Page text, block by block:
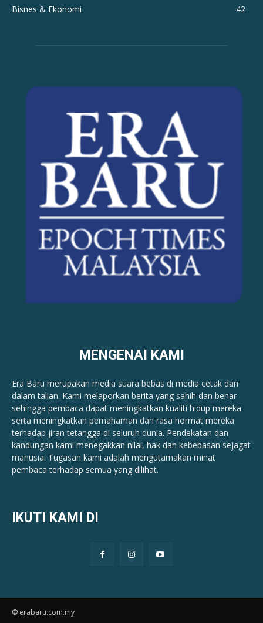
Bisnes & Ekonomi
42
MENGENAI KAMI
Era Baru merupakan media suara bebas di media cetak dan
dalam talian. Kami melaporkan berita yang sahih dan benar ​​
sehingga pembaca dapat meningkatkan kualiti hidup mereka
serta meningkatkan pemahaman dan rasa hormat mereka
terhadap jiran tetangga di seluruh dunia. Pendekatan dan
kandungan kami menegakkan nilai, hak dan kebebasan sejagat
manusia. Tugasan kami adalah mengutamakan minat
pembaca terhadap semua yang dilihat.
IKUTI KAMI DI
© erabaru.com.my